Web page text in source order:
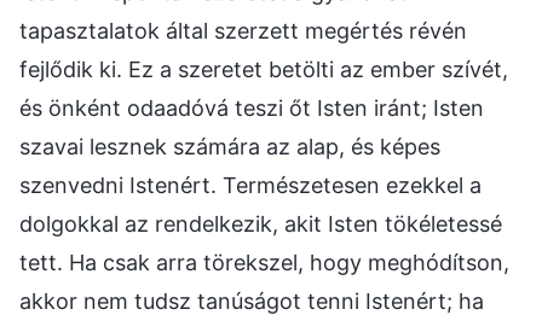
tapasztalatok által szerzett megértés révén
fejlődik ki. Ez a szeretet betölti az ember szívét,
és önként odaadóvá teszi őt Isten iránt; Isten
szavai lesznek számára az alap, és képes
szenvedni Istenért. Természetesen ezekkel a
dolgokkal az rendelkezik, akit Isten tökéletessé
tett. Ha csak arra törekszel, hogy meghódítson,
akkor nem tudsz tanúságot tenni Istenért; ha